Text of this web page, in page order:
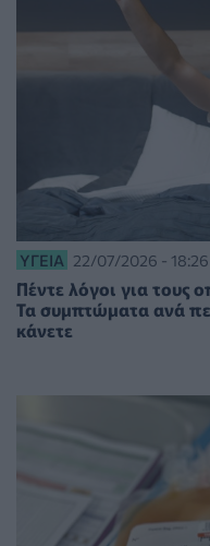
ΥΓΕΊΑ 22/07/2026 - 18:26
Πέντε λόγοι για τους
Τα συμπτώματα ανά
κάνετε